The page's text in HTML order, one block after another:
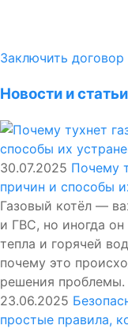
Заключить
Новости и статьи
30.07.2025 Почему
причин и способы
Газовый котёл —
и ГВС, но иногда он
тепла и горячей
почему это
решения проблемы.
23.06.2025
простые правила,